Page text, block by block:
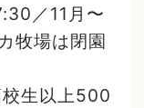
／11月〜
牧場は閉園
生以上500